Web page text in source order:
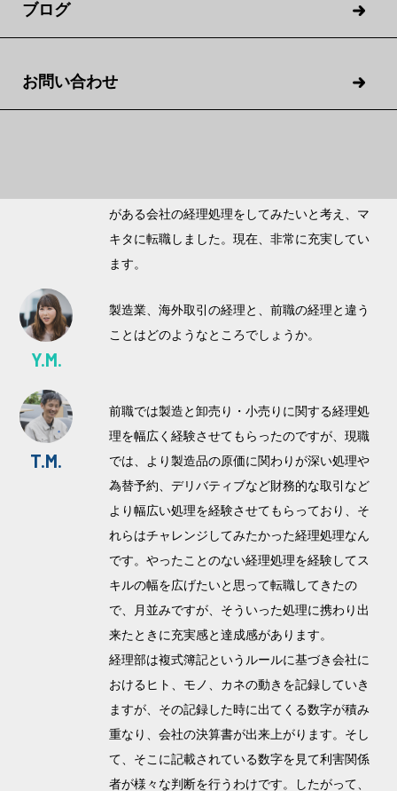
ブログ
お問い合わせ
マキタでの今の仕事を語り合う
がある会社の経理処理をしてみたいと考え、マ
キタに転職しました。現在、非常に充実してい
ます。
Y.M.
製造業、海外取引の経理と、前職の経理と違う
ことはどのようなところでしょうか。
T.M.
前職では製造と卸売り・小売りに関する経理処
理を幅広く経験させてもらったのですが、現職
では、より製造品の原価に関わりが深い処理や
為替予約、デリバティブなど財務的な取引など
より幅広い処理を経験させてもらっており、そ
れらはチャレンジしてみたかった経理処理なん
です。やったことのない経理処理を経験してス
キルの幅を広げたいと思って転職してきたの
で、月並みですが、そういった処理に携わり出
来たときに充実感と達成感があります。
経理部は複式簿記というルールに基づき会社に
おけるヒト、モノ、カネの動きを記録していき
ますが、その記録した時に出てくる数字が積み
重なり、会社の決算書が出来上がります。そし
て、そこに記載されている数字を見て利害関係
者が様々な判断を行うわけです。したがって、